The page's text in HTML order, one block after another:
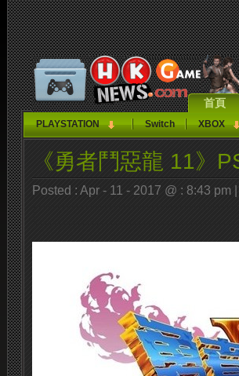
首頁
PLAYSTATION Switch XBOX
《勇者鬥惡龍 11》
Posted : Apr - 11 - 2017 @ : 8:43 pm |